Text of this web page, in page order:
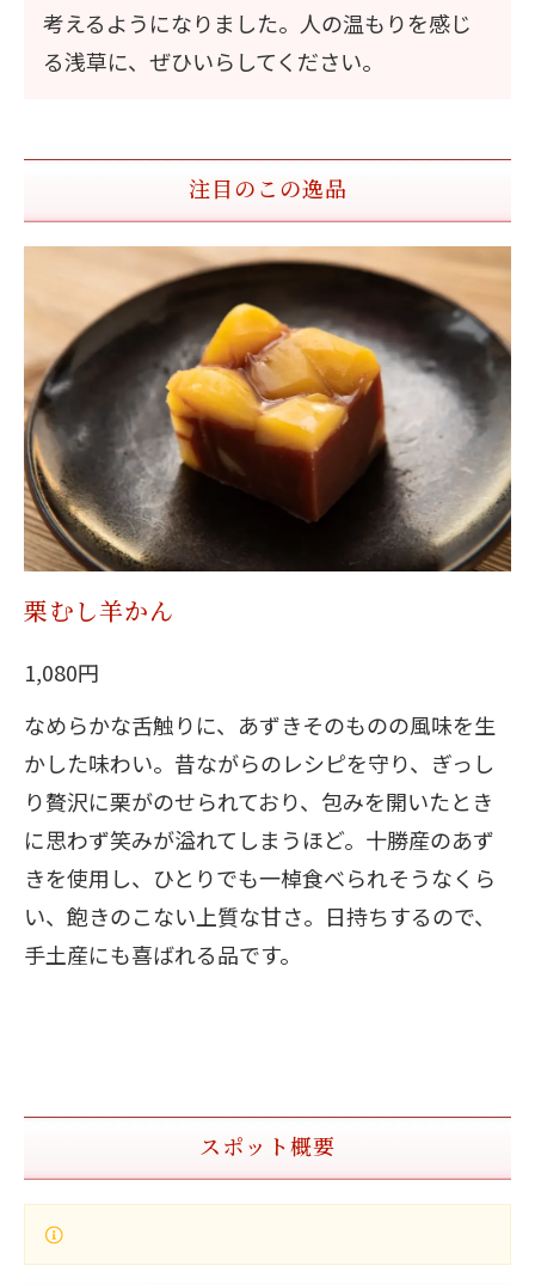
考えるようになりました。人の温もりを感じ
る浅草に、ぜひいらしてください。
注目のこの逸品
栗むし羊かん
1,080円
なめらかな舌触りに、あずきそのものの風味を生
かした味わい。昔ながらのレシピを守り、ぎっし
り贅沢に栗がのせられており、包みを開いたとき
に思わず笑みが溢れてしまうほど。十勝産のあず
きを使用し、ひとりでも一棹食べられそうなくら
い、飽きのこない上質な甘さ。日持ちするので、
手土産にも喜ばれる品です。
スポット概要